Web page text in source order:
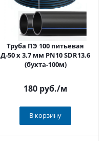
Труба ПЭ 100 питьевая
Д-50 х 3,7 мм PN10 SDR13,6
(бухта-100м)
180 руб./м
В корзину